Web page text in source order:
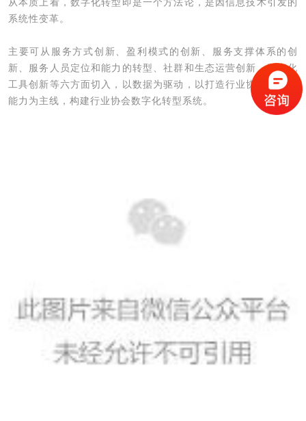
从本质上看，数字化转型即是一个方法论，是因信息技术引发的
系统性变革。
主要可从服务方式创新、盈利模式的创新、服务支撑体系的创
新、服务人员定位和能力的转型、社群和生态运营创新、数字化
工具创新等六方面切入，以数据为驱动，以打造行业协会的新型
能力为主线，构建行业协会数字化转型系统。